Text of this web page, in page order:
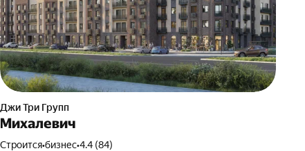
Джи Три Групп
Михалевич
Строится•бизнес•4.4 (84)